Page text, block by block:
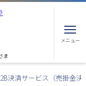
ま
メニュー
決済サービス（売掛金決